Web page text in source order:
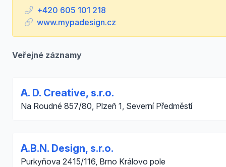
+420 605 101 218
www.mypadesign.cz
Veřejné záznamy
A. D. Creative, s.r.o.
Na Roudné 857/80, Plzeň 1, Severní Předměstí
A.B.N. Design, s.r.o.
Purkyňova 2415/116, Brno Královo pole